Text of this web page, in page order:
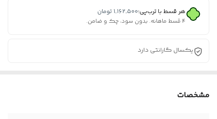
هر قسط با ترب‌پی:۱٬۱۶۲٬۵۰۰ تومان
۴ قسط ماهانه. بدون سود، چک و ضامن.
یکسال گارانتی دارد
مشخصات